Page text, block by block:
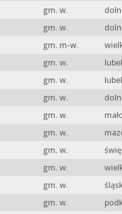
gm. w.
gm. w.
gm. m-w.
gm. w.
gm. w.
gm. w.
gm. w.
gm. w.
gm. w.
gm. w.
gm. w.
gm. w.